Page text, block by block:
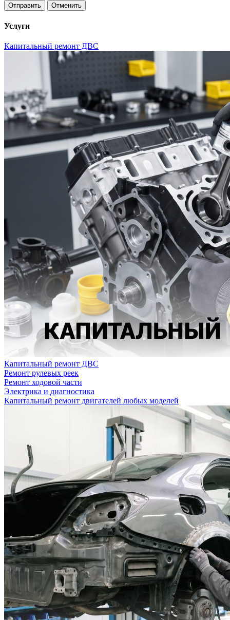
Отменить
Услуги
Капитальный ремонт ДВС
Капитальный ремонт ДВС
Ремонт рулевых реек
Ремонт ходовой части
Электрика и диагностика
Капитальный ремонт двигателей любых моделей